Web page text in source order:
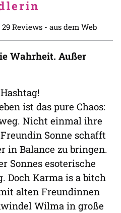
Reviews - aus dem Web
Wahrheit. Außer
ist das pure Chaos:
Nicht einmal ihre
Sonne schafft
in Balance zu bringen.
Sonnes esoterische
Doch Karma is a bitch
alten Freundinnen
Wilma in große